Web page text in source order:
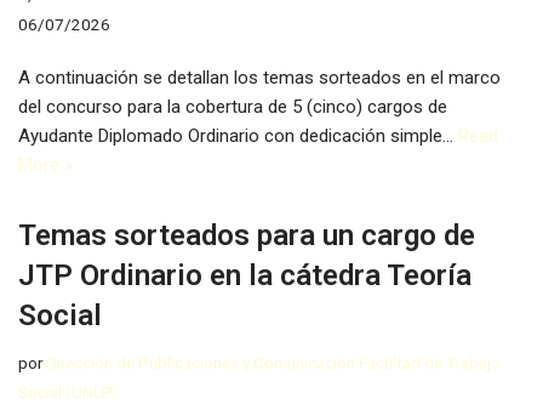
06/07/2026
A continuación se detallan los temas sorteados en el marco
del concurso para la cobertura de 5 (cinco) cargos de
Ayudante Diplomado Ordinario con dedicación simple… Read
More »
Temas sorteados para un cargo de
JTP Ordinario en la cátedra Teoría
Social
porDirección de Publicaciones y Comunicación Facultad de Trabajo
Social (UNLP)